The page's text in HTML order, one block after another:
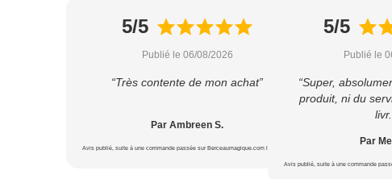
5/5
Publié le 06/08/2026
“Très contente de mon achat”
Par Ambreen S.
Avis publié, suite à une commande passée sur Berceaumagique.com le 18/07/2026
5/5
Publié le
“Super,
produit, ni du
Par
Avis publié, suite à une commande